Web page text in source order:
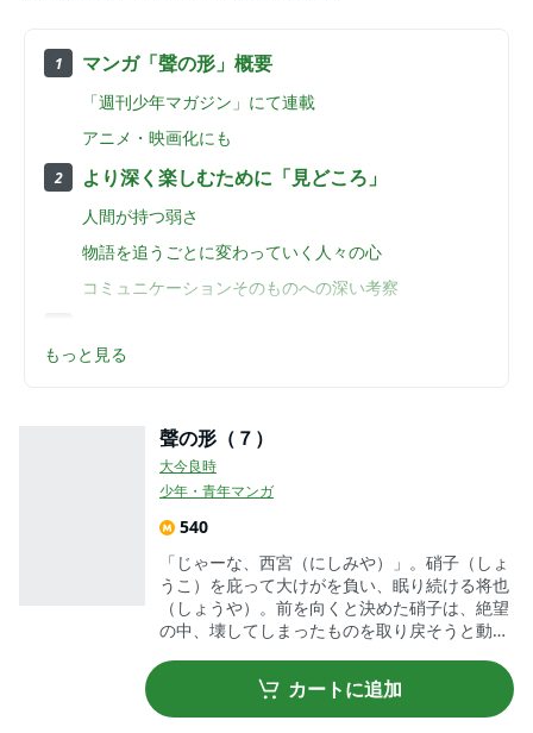
目次
1 マンガ「聲の形」概要
「週刊少年マガジン」にて連載
アニメ・映画化にも
2 より深く楽しむために「見どころ」
人間が持つ弱さ
物語を追うごとに変わっていく人々の心
コミュニケーションそのものへの深い考察
聴覚障害を持つ少女へのいじめから始まる
クセがあるからこそ魅力的？主要登場人物
石田 将也 (いしだ しょうや)
西宮 硝子 (にしみや しょうこ)
西宮 結絃 (にしみや ゆづる)
永束 友宏 (ながつか ともひろ)
真柴 智 (ましば さとし)
人との違いを今一度考えたくなるマンガ
もっと詳しくみる
もっと見る
聲の形（７）
大今良時
少年・青年マンガ
540
「じゃーな、西宮（にしみや）」。硝子（しょ
うこ）を庇って大けがを負い、眠り続ける将也
（しょうや）。前を向くと決めた硝子は、絶望
の中、壊してしまったものを取り戻そうと動き
そっと耳を澄ませる――。繋がる想い。そし
て、再開した映画作り。時を刻み始めた彼らの
世界に、待ち受ける未来は――。
カートに追加